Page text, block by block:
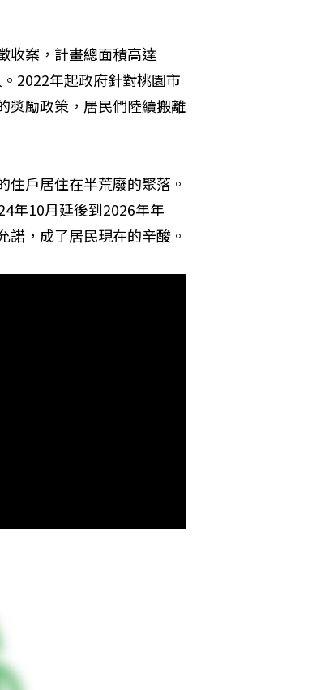
收案，計畫總面積高達
2022年起政府針對桃園市
獎勵政策，居民們陸續搬離
戶居住在半荒廢的聚落。
年10月延後到2026年年
，成了居民現在的辛酸。